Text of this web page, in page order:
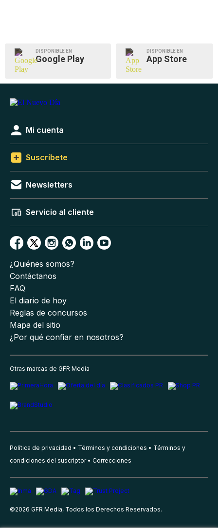
DISPONIBLE EN
Google Play
DISPONIBLE EN
App Store
Mi cuenta
Suscríbete
Newsletters
Servicio al cliente
¿Quiénes somos?
Contáctanos
FAQ
El diario de hoy
Reglas de concursos
Mapa del sitio
¿Por qué confiar en nosotros?
Otras marcas de GFR Media
Política de privacidad Términos y condiciones
Términos y
condiciones del suscriptor
Correcciones
©2026 GFR Media, Todos los Derechos Reservados.